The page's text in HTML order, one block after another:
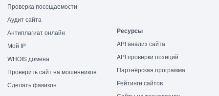
Проверка посещаемости
Аудит сайта
Антиплагиат онлайн
Мой IP
WHOIS домена
Проверить сайт на мошенников
Сделать фавикон
Ресурсы
API анализ сайта
API проверки позиций
Партнёрская программа
Рейтинги сайтов